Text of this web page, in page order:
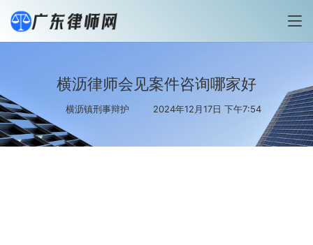
横沥律师会见案件咨询哪家好
横沥镇刑事辩护 2024年12月17日 下午7:54